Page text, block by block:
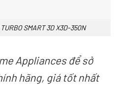
SMART 3D X3D-350N
Appliances để sở
hãng, giá tốt nhất